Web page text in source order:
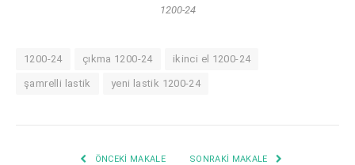
1200-24
1200-24 çıkma 1200-24 ikinci el 1200-24
şamrelli lastik yeni lastik 1200-24
ÖNCEKI MAKALE SONRAKI MAKALE